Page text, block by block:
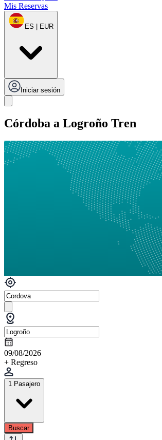
Mis Reservas
ES | EUR
Iniciar sesión
Córdoba a Logroño Tren
09/08/2026
+ Regreso
1 Pasajero
Buscar